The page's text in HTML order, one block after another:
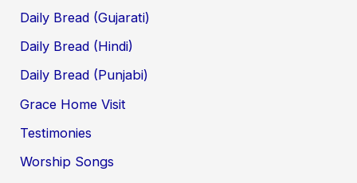
Daily Bread (Gujarati)
Daily Bread (Hindi)
Daily Bread (Punjabi)
Grace Home Visit
Testimonies
Worship Songs